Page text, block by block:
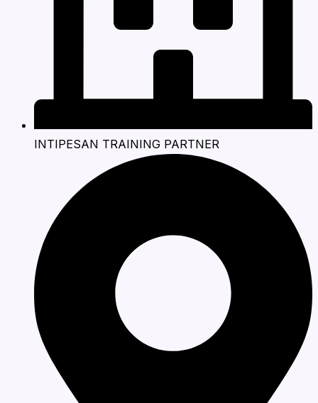
INTIPESAN TRAINING PARTNER